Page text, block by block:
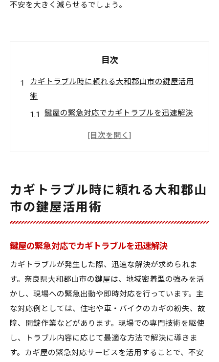
不安を大きく減らせるでしょう。
目次
カギトラブル時に頼れる大和郡山市の鍵屋活用
術
鍵屋の緊急対応でカギトラブルを迅速解決
大和郡山市で信頼される鍵屋の選び方
鍵屋選びで安心を得るためのポイント解説
鍵屋の口コミや評判を確認する重要性
鍵屋の料金体系を事前に把握して安心依頼
見積もり無料の鍵屋を選ぶ際のチェック点
大和郡山市で地域密着型鍵屋が選ばれる理
由
突然のカギの故障にも慌てない対応法とは
鍵屋に素早く連絡するための準備と流れ
カギの故障時に自分で確認すべきポイント
カギトラブル時に頼れる大和郡山
市の鍵屋活用術
鍵屋の緊急対応でカギトラブルを迅速解決
カギトラブルが発生した際、迅速な解決が求められま
す。奈良県大和郡山市の鍵屋は、地域密着型の強みを活
かし、現場への緊急出動や即時対応を行っています。主
な対応例としては、住宅や車・バイクのカギの紛失、故
障、開錠作業などがあります。現場での専門技術を駆使
し、トラブル内容に応じて最適な方法で解決に導きま
す。カギ屋の緊急対応サービスを活用することで、不安